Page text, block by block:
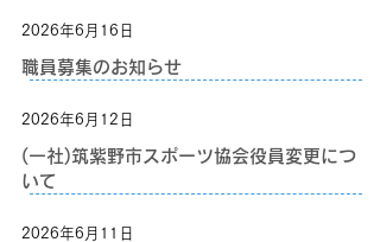
2026年6月16日
職員募集のお知らせ
2026年6月12日
(一社)筑紫野市スポーツ協会役員変更につ
いて
2026年6月11日